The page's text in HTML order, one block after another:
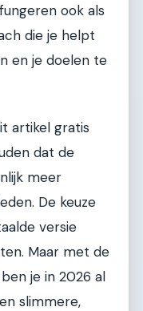
ook als
die je helpt
en je doelen te
artikel gratis
dat de
meer
De keuze
versie
Maar met de
je in 2026 al
slimmere,